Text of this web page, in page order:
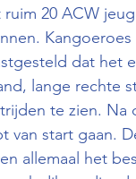
20 ACW
dat
lange rechte
te zien.
van start gaan.
allemaal het